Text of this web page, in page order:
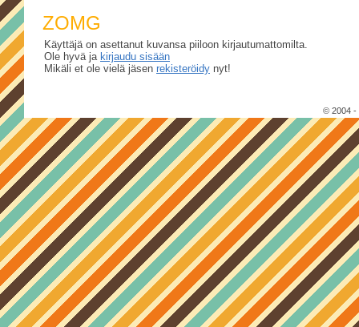
ZOMG
Käyttäjä on asettanut kuvansa piiloon kirjautumattomilta.
Ole hyvä ja kirjaudu sisään
Mikäli et ole vielä jäsen rekisteröidy nyt!
© 2004 -